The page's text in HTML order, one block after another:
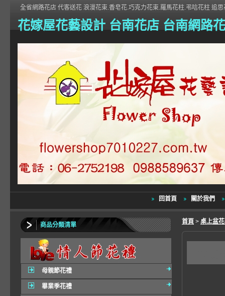
花嫁屋花藝設計 台南花店 台南網路
全省網路花店 代客送花 浪漫花束.香皂花.巧克力花束.羅馬花柱.弔唁花柱 追
回首頁 關於我們
商品分類清單
母親節花禮
畢業季花禮
首頁 > 桌上盆